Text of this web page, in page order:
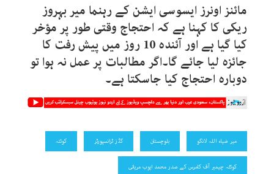
مائنز اونرز ایسوسی ایشن کے رہنما میر بہروز
ریکی کا کہنا ہے کہ احتجاج وقتی طور پر مؤخر
کیا گیا ہے اور آئندہ 10 روز میں پیش رفت کا
جائزہ لیا جائے گا۔اگر مطالبات پر عمل نہ ہوا تو
دوبارہ احتجاج کیا جاسکتا ہے۔
میر ضیاء اللہ لانگو بلوچستان گڈز ٹرانسپورٹر کوئتہ
کوئٹہ چیمبر آف کامرس کے صدر محمد ایوب مریانی